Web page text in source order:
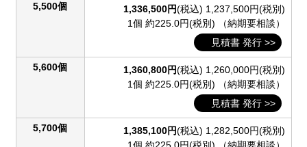
5,500個 1,336,500円(税込) 1,237,500円(税別)
1個 約225.0円(税別) （納期要相談）
見積書 発行 >>
5,600個 1,360,800円(税込) 1,260,000円(税別)
1個 約225.0円(税別) （納期要相談）
見積書 発行 >>
5,700個 1,385,100円(税込) 1,282,500円(税別)